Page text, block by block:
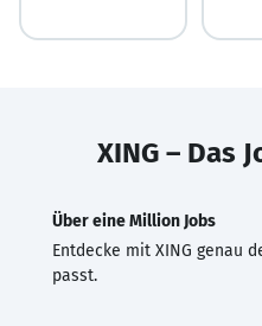
XING – Das
Über eine Million Jobs
Entdecke mit XING genau
passt.